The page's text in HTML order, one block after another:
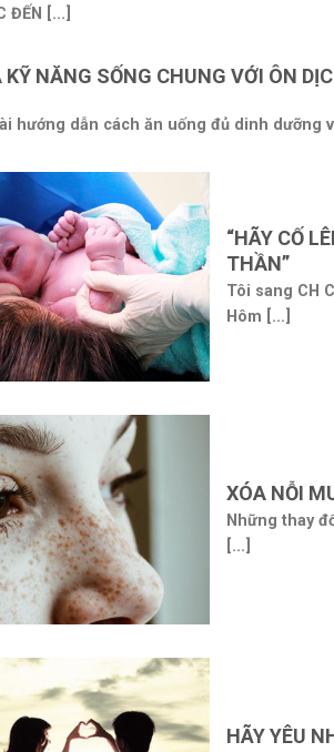
ĐẾN [...]
KỸ NĂNG SỐNG CHUNG VỚI ÔN
hướng dẫn cách ăn uống đủ dinh dưỡng
“HÃY CỐ
THẦN”
Tôi sang CH
Hôm [...]
XÓA NỖI
Những thay
[...]
HÃY YÊU